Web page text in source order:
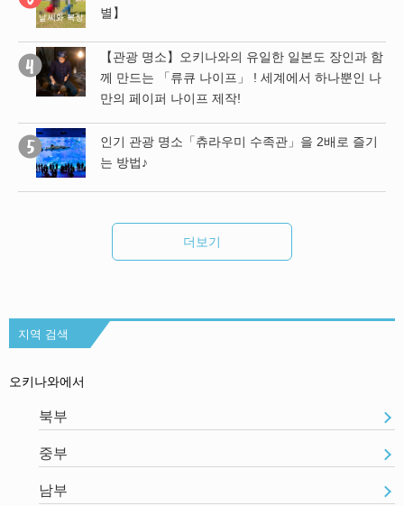
별】
【관광 명소】오키나와의 유일한 일본도 장인과 함
께 만드는 「류큐 나이프」 ! 세계에서 하나뿐인 나
만의 페이퍼 나이프 제작!
인기 관광 명소「츄라우미 수족관」을 2배로 즐기
는 방법♪
더보기
지역 검색
오키나와에서
북부
중부
남부